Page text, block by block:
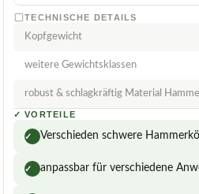
TECHNISCHE DETAILS
Kopfgewicht
weitere Gewichtsklassen
robust & schlagkräftig Material
✓ VORTEILE
✓ Verschieden schwere
✓ anpassbar für verschiedene